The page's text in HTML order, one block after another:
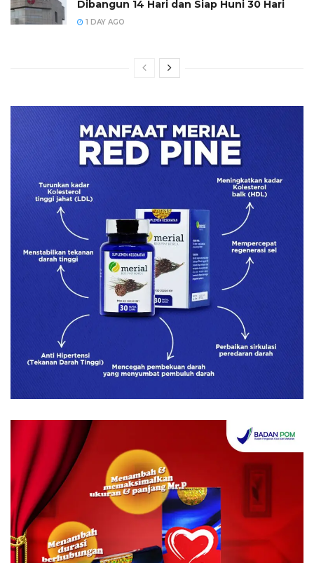
Dibangun 14 Hari dan Siap Huni 30 Hari
1 DAY AGO